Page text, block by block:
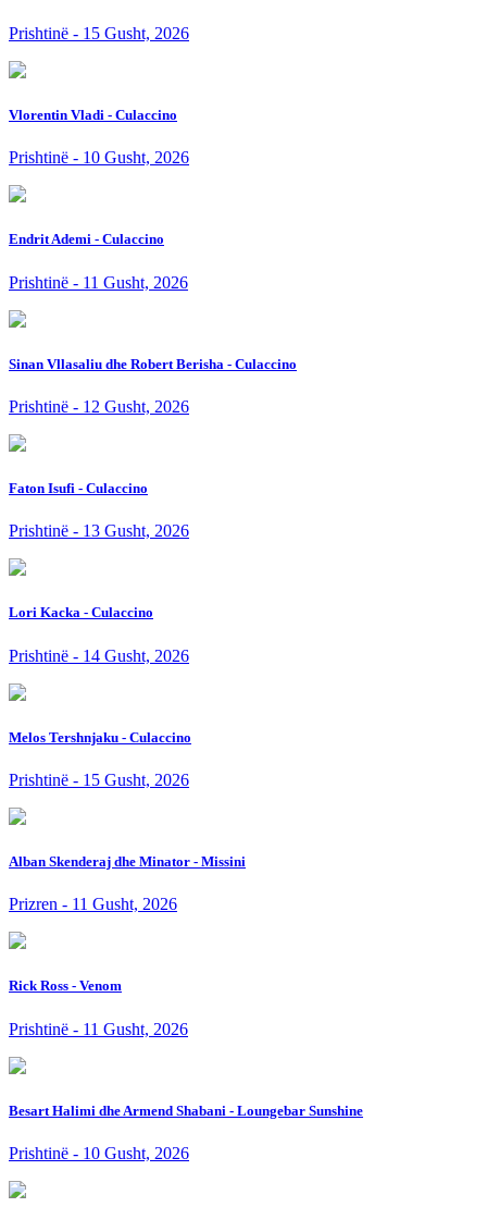
Prishtinë - 15 Gusht, 2026
Vlorentin Vladi - Culaccino
Prishtinë - 10 Gusht, 2026
Endrit Ademi - Culaccino
Prishtinë - 11 Gusht, 2026
Sinan Vllasaliu dhe Robert Berisha - Culaccino
Prishtinë - 12 Gusht, 2026
Faton Isufi - Culaccino
Prishtinë - 13 Gusht, 2026
Lori Kacka - Culaccino
Prishtinë - 14 Gusht, 2026
Melos Tershnjaku - Culaccino
Prishtinë - 15 Gusht, 2026
Alban Skenderaj dhe Minator - Missini
Prizren - 11 Gusht, 2026
Rick Ross - Venom
Prishtinë - 11 Gusht, 2026
Besart Halimi dhe Armend Shabani - Loungebar Sunshine
Prishtinë - 10 Gusht, 2026